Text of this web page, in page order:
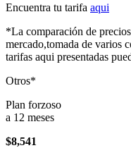
Encuentra tu tarifa aqui
*La comparación de
mercado,tomada de varios
tarifas aqui presentadas
Otros*
Plan forzoso
a 12 meses
$8,541